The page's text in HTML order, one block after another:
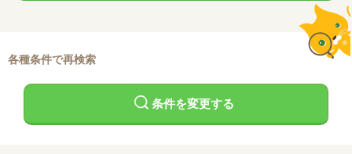
各種条件で再検索
条件を変更する